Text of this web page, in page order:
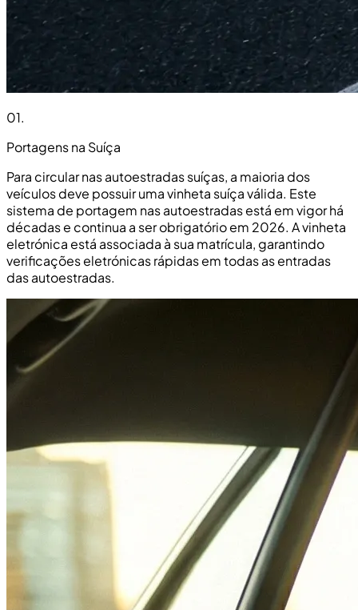
01.
Portagens na Suíça
Para circular nas autoestradas suíças, a maioria dos
veículos deve possuir uma vinheta suíça válida. Este
sistema de portagem nas autoestradas está em vigor há
décadas e continua a ser obrigatório em 2026. A vinheta
eletrónica está associada à sua matrícula, garantindo
verificações eletrónicas rápidas em todas as entradas
das autoestradas.